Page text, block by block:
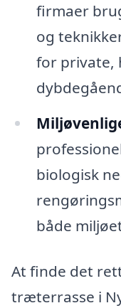
firmaer
og
for private,
biologisk
både
At finde det
træterrasse i